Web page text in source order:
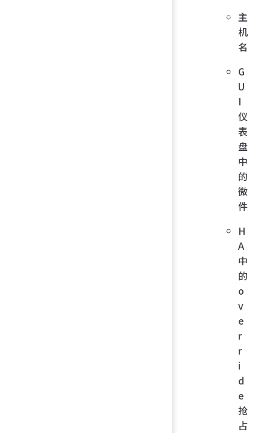
主
机
名
G
U
I
仪
表
盘
中
的
微
件
H
A
中
的
o
v
e
r
r
i
d
e
抢
占